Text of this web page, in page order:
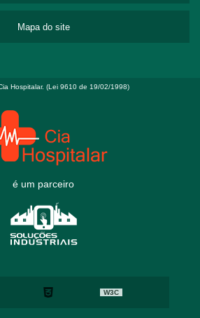
Mapa do site
Hospitalar. (Lei 9610 de 19/02/1998)
é um parceiro
W3C